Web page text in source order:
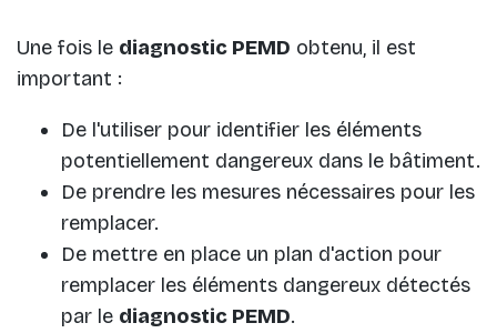
Une fois le diagnostic PEMD obtenu, il est
important :
De l'utiliser pour identifier les éléments
potentiellement dangereux dans le bâtiment.
De prendre les mesures nécessaires pour les
remplacer.
De mettre en place un plan d'action pour
remplacer les éléments dangereux détectés
par le diagnostic PEMD.